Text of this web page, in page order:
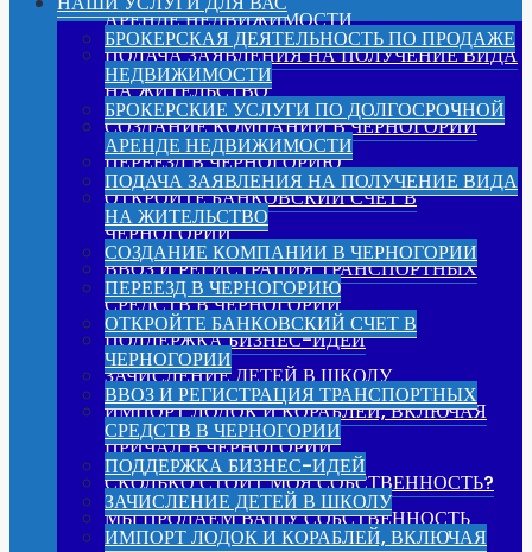
АРЕНДЕ НЕДВИЖИМОСТИ
ПОДАЧА ЗАЯВЛЕНИЯ НА ПОЛУЧЕНИЕ ВИДА
НА ЖИТЕЛЬСТВО
СОЗДАНИЕ КОМПАНИИ В ЧЕРНОГОРИИ
ПЕРЕЕЗД В ЧЕРНОГОРИЮ
ОТКРОЙТЕ БАНКОВСКИЙ СЧЕТ В
ЧЕРНОГОРИИ
ВВОЗ И РЕГИСТРАЦИЯ ТРАНСПОРТНЫХ
СРЕДСТВ В ЧЕРНОГОРИИ
ПОДДЕРЖКА БИЗНЕС-ИДЕЙ
ЗАЧИСЛЕНИЕ ДЕТЕЙ В ШКОЛУ
ИМПОРТ ЛОДОК И КОРАБЛЕЙ, ВКЛЮЧАЯ
ПРИЧАЛ В ЧЕРНОГОРИИ
СКОЛЬКО СТОИТ МОЯ СОБСТВЕННОСТЬ?
МЫ ПРОДАЕМ ВАШУ СОБСТВЕННОСТЬ
БРОКЕРСКАЯ ДЕЯТЕЛЬНОСТЬ ПО ПРОДАЖЕ
НЕДВИЖИМОСТИ
БРОКЕРСКИЕ УСЛУГИ ПО ДОЛГОСРОЧНОЙ
АРЕНДЕ НЕДВИЖИМОСТИ
ПОДАЧА ЗАЯВЛЕНИЯ НА ПОЛУЧЕНИЕ ВИДА
НА ЖИТЕЛЬСТВО
СОЗДАНИЕ КОМПАНИИ В ЧЕРНОГОРИИ
ПЕРЕЕЗД В ЧЕРНОГОРИЮ
ОТКРОЙТЕ БАНКОВСКИЙ СЧЕТ В
ЧЕРНОГОРИИ
ВВОЗ И РЕГИСТРАЦИЯ ТРАНСПОРТНЫХ
СРЕДСТВ В ЧЕРНОГОРИИ
ПОДДЕРЖКА БИЗНЕС-ИДЕЙ
ЗАЧИСЛЕНИЕ ДЕТЕЙ В ШКОЛУ
ИМПОРТ ЛОДОК И КОРАБЛЕЙ, ВКЛЮЧАЯ